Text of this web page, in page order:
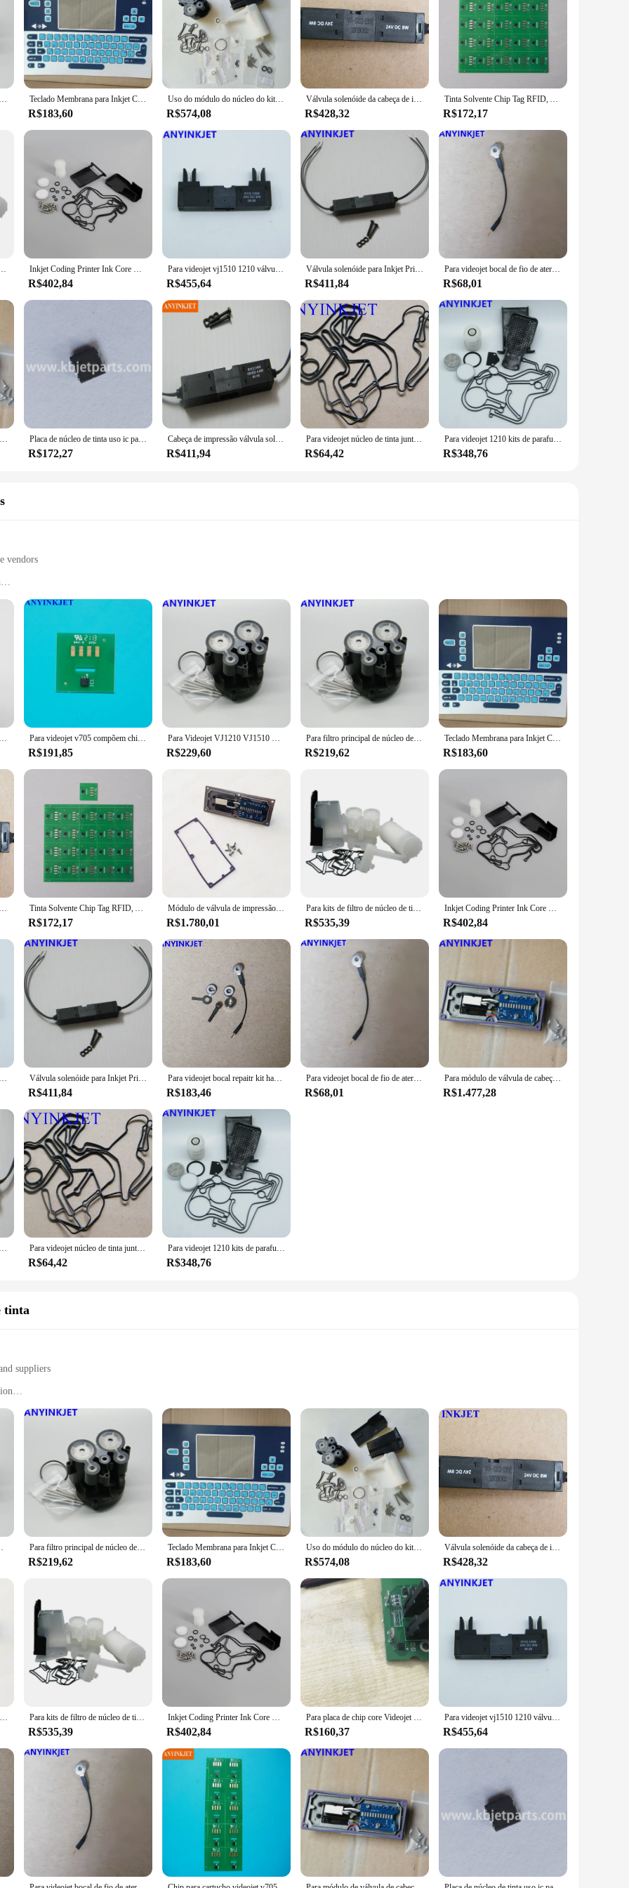
Para filtro principal de núcleo de tinta Videojet VB-PG0321 preto para impressora Videojet VJ1510 VJ1520 VJ1210 VJ1220 VJ1610 VJ1620 VJ1710 etc. Teclado Membrana para Inkjet Coding Printer, uso para Inkjet 1210 1220 1350 1510 1520 1610 1620 1710, 399116 399118
R$183,60
Uso do módulo do núcleo do kit de reparo do núcleo da tinta para a impressora de codificação do jato de tinta da série videojet 1000
R$574,08
Válvula solenóide da cabeça de impressão VS112 para impressora Videojet 1220 1520 1620
R$428,32
Tinta Solvente Chip Tag RFID, Adequado para Inkjet Coding Printer, V705, V705A-D, V706, V707, V708, V720, V410, V401, V411
R$172,17
impressora Videojet VJ1210 VJ1510 VJ1610 VJ1520 VJ1620 VJ1220 VJ1710 Inkjet Coding Printer Ink Core Repair Kit, pacote de revisão, tipo D e E, uso para VJ Inkjet 1210 1220 1510 1520 1530 1550 1620
R$402,84
Para videojet vj1510 1210 válvula de núcleo de tinta VB-S112-1308 para impressora videojet vj1210 vj1510 vj1610 vj1710 1000 séries
R$455,64
Válvula solenóide para Inkjet Printhead, VJ1210, VJ1510, 19V, 4.5W
R$411,84
Para videojet bocal de fio de aterramento conectar cabo assy para videojet vj1210 1220 1510 1520 1610 1550 impressora de codificação inkjet
R$68,01
Para módulo de válvula de cabeçote de impressão Videojet 1510 1210 399181 para impressora Videojet 1210 1220 1510 1520 1610 Placa de núcleo de tinta uso ic para videojet 1210 1510 1520 1550 1610 1620 1630 1600 impressora codificação a jato tinta
R$172,27
Cabeça de impressão válvula solenóide, adequado para Videjet 1000, 1210, 1220, 1510, 1520, 1610 Printer, 24V, 8W
R$411,94
Para videojet núcleo de tinta junta de borracha VB-PC1498 para videojet vj1210 vj1510 vj1610 vj1520 vj1620 vj1220
R$64,42
Para videojet 1210 kits de parafusos de núcleo de filtro de tinta tipo e para impressora videojet vj1210 vj1510 vj1610 1000
R$348,76
vendors
precise labeling and coding
deliver superior print quality and maximize the lifespan of your printer. By using these chips, you can expect consistent, sharp, and
are easily readable. The chips are designed to work seamlessly with Videojet printers, providing a reliable and cost-effective solution
hassle-free installation process. The compact design ensures that they fit perfectly within your printer, without the need for additional
range of Videojet printer models, making them a versatile choice for businesses that use multiple printers across their operations. The
printer maintenance.
support to our wholesale customers. Whether you're a small business looking to expand your labeling capabilities or a large enterprise
are the ideal solution for your printing needs.
Chip de maquiagem V7205D usado para impressora videojet 1240 1280 1580 Para videojet v705 compõem chip para videojet 1210 1510 1610 1000 impressora de codificação a jato de tinta
R$191,85
Para Videojet VJ1210 VJ1510 VJ1000 filtro principal de núcleo de tinta PG0236 cor preta
R$229,60
Para filtro principal de núcleo de tinta Videojet VB-PG0321 preto para impressora Videojet VJ1510 VJ1520 VJ1210 VJ1220 VJ1610 VJ1620 VJ1710 etc.
R$219,62
Teclado Membrana para Inkjet Coding Printer, uso para Inkjet 1210 1220 1350 1510 1520 1610 1620 1710, 399116 399118
R$183,60
Válvula solenóide da cabeça de impressão VS112 para impressora Videojet 1220 1520 1620 Tinta Solvente Chip Tag RFID, Adequado para Inkjet Coding Printer, V705, V705A-D, V706, V707, V708, V720, V410, V401, V411
R$172,17
Módulo de válvula de impressão Deck, uso para impressora jato de tinta, 1210, 1220, 1510, 1520, 1610, 1620, 399181
R$1.780,01
Para kits de filtro de núcleo de tinta Videojet para impressora Videojet VJ1210 VJ1510 VJ1610 VJ1520 VJ1620 VJ1220 VJ1710
R$535,39
Inkjet Coding Printer Ink Core Repair Kit, pacote de revisão, tipo D e E, uso para VJ Inkjet 1210 1220 1510 1520 1530 1550 1620
R$402,84
Para videojet vj1510 1210 válvula de núcleo de tinta VB-S112-1308 para impressora videojet vj1210 vj1510 vj1610 vj1710 1000 séries Válvula solenóide para Inkjet Printhead, VJ1210, VJ1510, 19V, 4.5W
R$411,84
Para videojet bocal repaitr kit haste de acionamento para videojet 1210 1220 1510 1520 1610 1620 etc impressora
R$183,46
Para videojet bocal de fio de aterramento conectar cabo assy para videojet vj1210 1220 1510 1520 1610 1550 impressora de codificação inkjet
R$68,01
Para módulo de válvula de cabeçote de impressão Videojet 1510 1210 399181 para impressora Videojet 1210 1220 1510 1520 1610
R$1.477,28
Cabeça de impressão válvula solenóide, adequado para Videjet 1000, 1210, 1220, 1510, 1520, 1610 Printer, 24V, 8W Para videojet núcleo de tinta junta de borracha VB-PC1498 para videojet vj1210 vj1510 vj1610 vj1520 vj1620 vj1220
R$64,42
Para videojet 1210 kits de parafusos de núcleo de filtro de tinta tipo e para impressora videojet vj1210 vj1510 vj1610 1000
R$348,76
tinta
suppliers
printing
performance and convenience for users who demand consistent, high-quality printing. These kits are not just about refilling ink; they are
and efficiency. Each kit is meticulously crafted to be user-friendly, allowing for easy operation and quick refills, minimizing downtime
cost-effective investment that can save you money in the long run. By purchasing these kits, you gain access to wholesale prices, making
reliable ink refill solutions to their customers. The kits are designed to be versatile, catering to a wide range of printing scenarios, from
refill components, ensuring that you have everything you need to get started. The kits are lightweight and portable, making them perfect
or a DIY enthusiast, these kits are tailored to meet your requirements, providing a reliable and consistent printing experience every
PG0236 cor preta Para filtro principal de núcleo de tinta Videojet VB-PG0321 preto para impressora Videojet VJ1510 VJ1520 VJ1210 VJ1220 VJ1610 VJ1620 VJ1710 etc.
R$219,62
Teclado Membrana para Inkjet Coding Printer, uso para Inkjet 1210 1220 1350 1510 1520 1610 1620 1710, 399116 399118
R$183,60
Uso do módulo do núcleo do kit de reparo do núcleo da tinta para a impressora de codificação do jato de tinta da série videojet 1000
R$574,08
Válvula solenóide da cabeça de impressão VS112 para impressora Videojet 1220 1520 1620
R$428,32
Módulo de válvula de impressão Deck, uso para impressora jato de tinta, 1210, 1220, 1510, 1520, 1610, 1620, 399181 Para kits de filtro de núcleo de tinta Videojet para impressora Videojet VJ1210 VJ1510 VJ1610 VJ1520 VJ1620 VJ1220 VJ1710
R$535,39
Inkjet Coding Printer Ink Core Repair Kit, pacote de revisão, tipo D e E, uso para VJ Inkjet 1210 1220 1510 1520 1530 1550 1620
R$402,84
Para placa de chip core Videojet 2431 IC com software para impressora Videojet 1210 1220 1330 1510 1520 1610 1620
R$160,37
Para videojet vj1510 1210 válvula de núcleo de tinta VB-S112-1308 para impressora videojet vj1210 vj1510 vj1610 vj1710 1000 séries
R$455,64